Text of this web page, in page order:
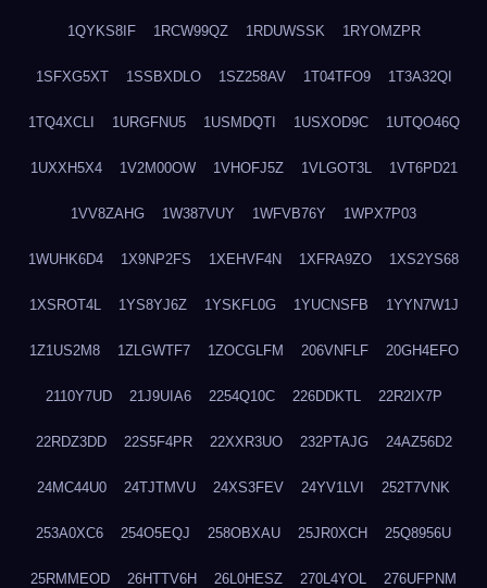
1QYKS8IF 1RCW99QZ 1RDUWSSK 1RYOMZPR
1SFXG5XT 1SSBXDLO 1SZ258AV 1T04TFO9 1T3A32QI
1TQ4XCLI 1URGFNU5 1USMDQTI 1USXOD9C 1UTQO46Q
1UXXH5X4 1V2M00OW 1VHOFJ5Z 1VLGOT3L 1VT6PD21
1VV8ZAHG 1W387VUY 1WFVB76Y 1WPX7P03
1WUHK6D4 1X9NP2FS 1XEHVF4N 1XFRA9ZO 1XS2YS68
1XSROT4L 1YS8YJ6Z 1YSKFL0G 1YUCNSFB 1YYN7W1J
1Z1US2M8 1ZLGWTF7 1ZOCGLFM 206VNFLF 20GH4EFO
2110Y7UD 21J9UIA6 2254Q10C 226DDKTL 22R2IX7P
22RDZ3DD 22S5F4PR 22XXR3UO 232PTAJG 24AZ56D2
24MC44U0 24TJTMVU 24XS3FEV 24YV1LVI 252T7VNK
253A0XC6 254O5EQJ 258OBXAU 25JR0XCH 25Q8956U
25RMMEOD 26HTTV6H 26L0HESZ 270L4YOL 276UFPNM